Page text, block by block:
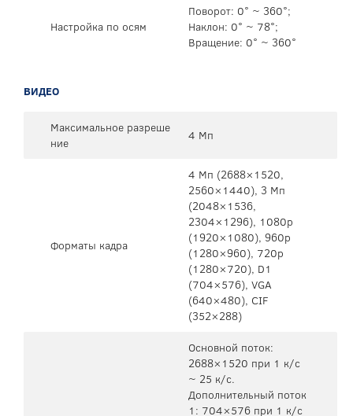
Настройка по осям
Поворот: 0° ~ 360°;
Наклон: 0° ~ 78°;
Вращение: 0° ~ 360°
ВИДЕО
Максимальное разреше
ние
4 Мп
Форматы кадра
4 Мп (2688×1520,
2560×1440), 3 Мп
(2048×1536,
2304×1296), 1080p
(1920×1080), 960p
(1280×960), 720p
(1280×720), D1
(704×576), VGA
(640×480), CIF
(352×288)
Основной поток:
2688×1520 при 1 к/с
~ 25 к/с.
Дополнительный поток
1: 704×576 при 1 к/с